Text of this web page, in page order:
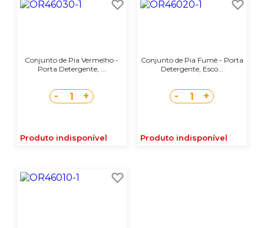
Conjunto de Pia Vermelho -
Porta Detergente, ...
- 1 +
Produto indisponível
Conjunto de Pia Fumê - Porta
Detergente, Esco...
- 1 +
Produto indisponível